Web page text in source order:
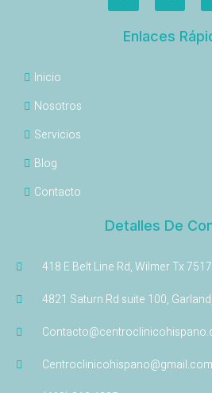
Enlaces
Inicio
Nosotros
Servicios
Blog
Contacto
Detalles De
418 E Belt Line Rd, Wilmer Tx
4821 Saturn Rd suite 100,
Centroclinicohispano@gmail.com